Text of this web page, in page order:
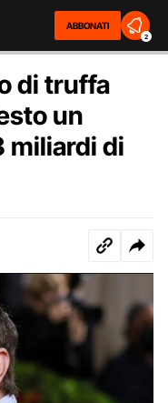
ABBONATI
2
di truffa
un
miliardi di